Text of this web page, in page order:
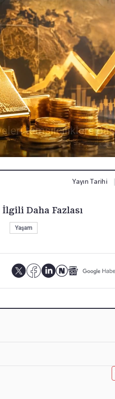
Yayın Tarihi
Daha Fazlası
Yaşam